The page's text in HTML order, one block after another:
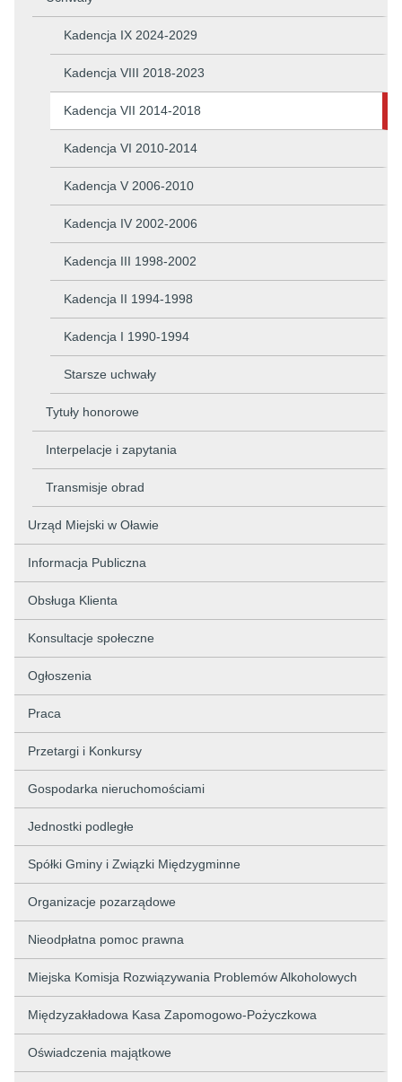
Kadencja IX 2024-2029
Kadencja VIII 2018-2023
Kadencja VII 2014-2018
Kadencja VI 2010-2014
Kadencja V 2006-2010
Kadencja IV 2002-2006
Kadencja III 1998-2002
Kadencja II 1994-1998
Kadencja I 1990-1994
Starsze uchwały
Tytuły honorowe
Interpelacje i zapytania
Transmisje obrad
Urząd Miejski w Oławie
Informacja Publiczna
Obsługa Klienta
Konsultacje społeczne
Ogłoszenia
Praca
Przetargi i Konkursy
Gospodarka nieruchomościami
Jednostki podległe
Spółki Gminy i Związki Międzygminne
Organizacje pozarządowe
Nieodpłatna pomoc prawna
Miejska Komisja Rozwiązywania Problemów Alkoholowych
Międzyzakładowa Kasa Zapomogowo-Pożyczkowa
Oświadczenia majątkowe